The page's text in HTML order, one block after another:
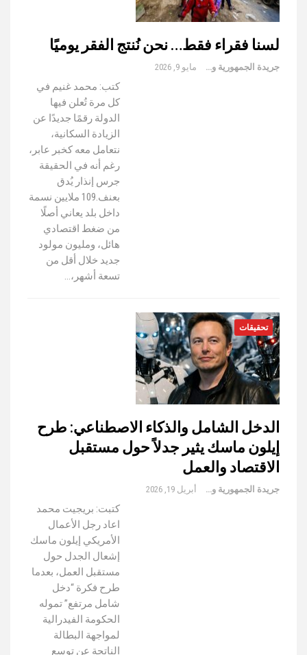
لسنا فقراء فقط… نحن نُنتج الفقر يوميًا
جريدة الجمهورية والعالم مايو 9, 2026
كتب: محمد غنيم في
كل مرة تُعلن فيها
الدولة رقمًا جديدًا عن
الزيادة السكانية،
نتعامل معه كخبر عابر،
رغم أنه في الحقيقة
جرس إنذار يُدق
بعنف.109 ملايين نسمة
داخل بلد يعاني أصلًا
من ضغط اقتصادي
هائل، ومليون مولود
جديد خلال أقل من
تسعة أشهر،…
تحقيقات
الدخل الشامل والذكاء الاصطناعي: طرح
إيلون ماسك يثير جدلاً حول مستقبل
الاقتصاد والعمل
جريدة الجمهورية والعالم أبريل 19, 2026
كتبت: بريجيت محمد
اعاد رجل الأعمال
الأمريكي إيلون ماسك
إشعال الجدل حول
مستقبل العمل، بعدما
طرح فكرة “دخل
شامل مرتفع” تموله
الحكومة الفيدرالية
لمواجهة البطالة
الناتجة عن توسع